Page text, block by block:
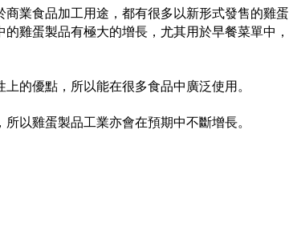
業食品加工用途，都有很多以新形式發售的雞蛋
雞蛋製品有極大的增長，尤其用於早餐菜單中，
的優點，所以能在很多食品中廣泛使用。
以雞蛋製品工業亦會在預期中不斷增長。